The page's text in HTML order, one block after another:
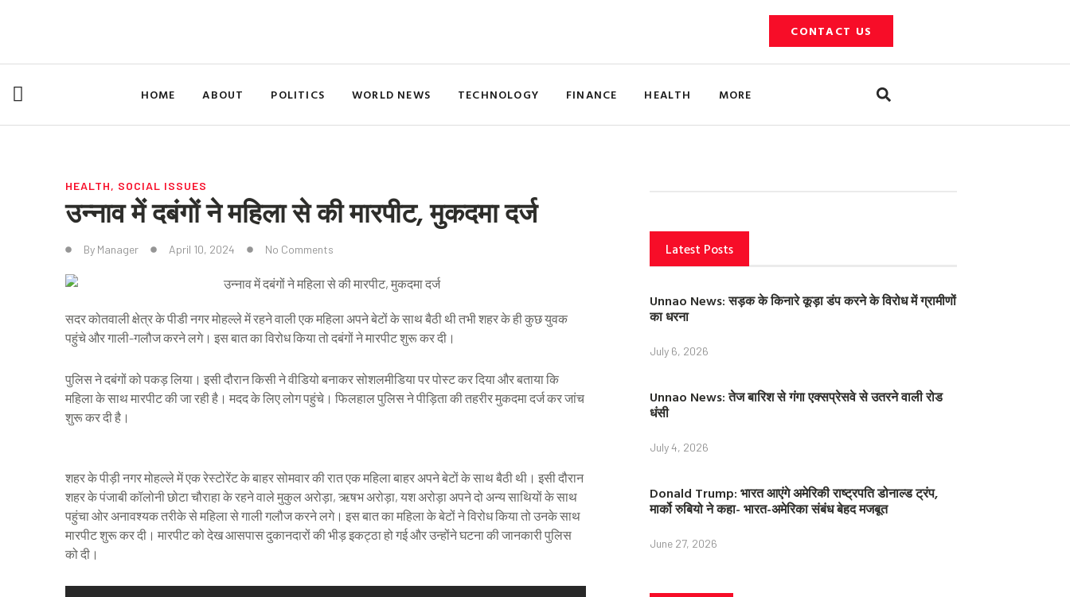
CONTACT US
HOME ABOUT POLITICS WORLD NEWS TECHNOLOGY FINANCE HEALTH MORE
HEALTH, SOCIAL ISSUES
उन्नाव में दबंगों ने महिला से की मारपीट, मुकदमा दर्ज
By Manager April 10, 2024 No Comments
सदर कोतवाली क्षेत्र के पीडी नगर मोहल्ले में रहने वाली एक महिला अपने बेटों के साथ बैठी थी तभी शहर के ही कुछ युवक
पहुंचे और गाली-गलौज करने लगे। इस बात का विरोध किया तो दबंगों ने मारपीट शुरू कर दी।
पुलिस ने दबंगों को पकड़ लिया। इसी दौरान किसी ने वीडियो बनाकर सोशलमीडिया पर पोस्ट कर दिया और बताया कि
महिला के साथ मारपीट की जा रही है। मदद के लिए लोग पहुंचे। फिलहाल पुलिस ने पीड़िता की तहरीर मुकदमा दर्ज कर जांच
शुरू कर दी है।
शहर के पीड़ी नगर मोहल्ले में एक रेस्टोरेंट के बाहर सोमवार की रात एक महिला बाहर अपने बेटों के साथ बैठी थी। इसी दौरान
शहर के पंजाबी कॉलोनी छोटा चौराहा के रहने वाले मुकुल अरोड़ा, ऋषभ अरोड़ा, यश अरोड़ा अपने दो अन्य साथियों के साथ
पहुंचा ओर अनावश्यक तरीके से महिला से गाली गलौज करने लगे। इस बात का महिला के बेटों ने विरोध किया तो उनके साथ
मारपीट शुरू कर दी। मारपीट को देख आसपास दुकानदारों की भीड़ इकट्ठा हो गई और उन्होंने घटना की जानकारी पुलिस
को दी।
Latest Posts
Unnao News: सड़क के किनारे कूड़ा डंप करने के विरोध में ग्रामीणों
का धरना
July 6, 2026
Unnao News: तेज बारिश से गंगा एक्सप्रेसवे से उतरने वाली रोड
धंसी
July 4, 2026
Donald Trump: भारत आएंगे अमेरिकी राष्ट्रपति डोनाल्ड ट्रंप,
मार्को रुबियो ने कहा- भारत-अमेरिका संबंध बेहद मजबूत
June 27, 2026